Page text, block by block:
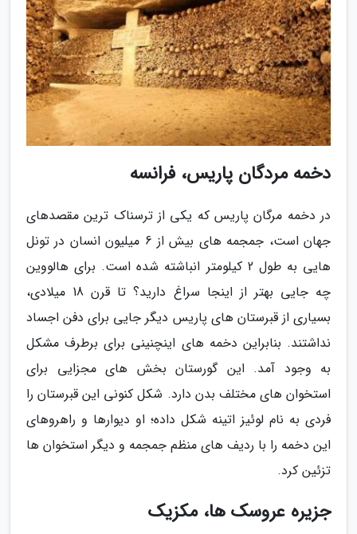
دخمه مردگان پاریس، فرانسه
در دخمه مرگان پاریس که یکی از ترسناک ترین مقصدهای
جهان است، جمجمه های بیش از 6 میلیون انسان در تونل
هایی به طول 2 کیلومتر انباشته شده است. برای هالووین
چه جایی بهتر از اینجا سراغ دارید؟ تا قرن 18 میلادی،
بسیاری از قبرستان های پاریس دیگر جایی برای دفن اجساد
نداشتند. بنابراین دخمه های اینچنینی برای برطرف مشکل
به وجود آمد. این گورستان بخش های مجزایی برای
استخوان های مختلف بدن دارد. شکل کنونی این قبرستان را
فردی به نام لوئیز اتینه شکل داده؛ او دیوارها و راهروهای
این دخمه را با ردیف های منظم جمجمه و دیگر استخوان ها
تزئین کرد.
جزیره عروسک ها، مکزیک